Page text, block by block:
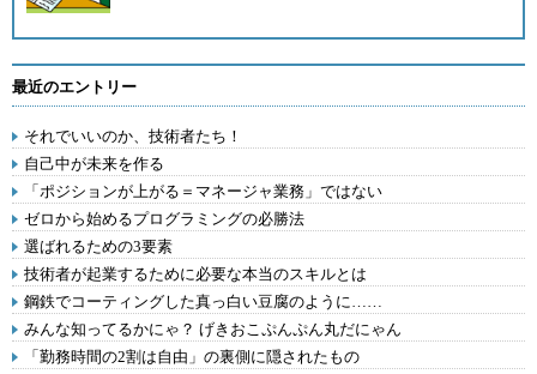
最近のエントリー
それでいいのか、技術者たち！
自己中が未来を作る
「ポジションが上がる＝マネージャ業務」ではない
ゼロから始めるプログラミングの必勝法
選ばれるための3要素
技術者が起業するために必要な本当のスキルとは
鋼鉄でコーティングした真っ白い豆腐のように……
みんな知ってるかにゃ？ げきおこぷんぷん丸だにゃん
「勤務時間の2割は自由」の裏側に隠されたもの